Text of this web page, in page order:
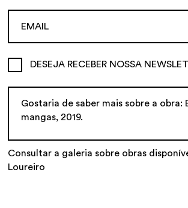
DESEJA RECEBER NOSSA
Consultar a galeria sobre obras
Loureiro